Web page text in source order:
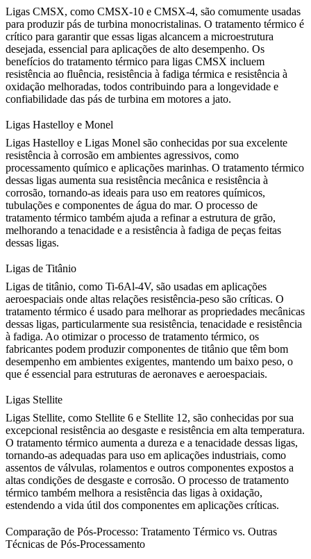
Ligas CMSX, como CMSX-10 e CMSX-4, são comumente usadas
para produzir pás de turbina monocristalinas. O tratamento térmico é
crítico para garantir que essas ligas alcancem a microestrutura
desejada, essencial para aplicações de alto desempenho. Os
benefícios do tratamento térmico para ligas CMSX incluem
resistência ao fluência, resistência à fadiga térmica e resistência à
oxidação melhoradas, todos contribuindo para a longevidade e
confiabilidade das pás de turbina em motores a jato.
Ligas Hastelloy e Monel
Ligas Hastelloy e Ligas Monel são conhecidas por sua excelente
resistência à corrosão em ambientes agressivos, como
processamento químico e aplicações marinhas. O tratamento térmico
dessas ligas aumenta sua resistência mecânica e resistência à
corrosão, tornando-as ideais para uso em reatores químicos,
tubulações e componentes de água do mar. O processo de
tratamento térmico também ajuda a refinar a estrutura de grão,
melhorando a tenacidade e a resistência à fadiga de peças feitas
dessas ligas.
Ligas de Titânio
Ligas de titânio, como Ti-6Al-4V, são usadas em aplicações
aeroespaciais onde altas relações resistência-peso são críticas. O
tratamento térmico é usado para melhorar as propriedades mecânicas
dessas ligas, particularmente sua resistência, tenacidade e resistência
à fadiga. Ao otimizar o processo de tratamento térmico, os
fabricantes podem produzir componentes de titânio que têm bom
desempenho em ambientes exigentes, mantendo um baixo peso, o
que é essencial para estruturas de aeronaves e aeroespaciais.
Ligas Stellite
Ligas Stellite, como Stellite 6 e Stellite 12, são conhecidas por sua
excepcional resistência ao desgaste e resistência em alta temperatura.
O tratamento térmico aumenta a dureza e a tenacidade dessas ligas,
tornando-as adequadas para uso em aplicações industriais, como
assentos de válvulas, rolamentos e outros componentes expostos a
altas condições de desgaste e corrosão. O processo de tratamento
térmico também melhora a resistência das ligas à oxidação,
estendendo a vida útil dos componentes em aplicações críticas.
Comparação de Pós-Processo: Tratamento Térmico vs. Outras
Técnicas de Pós-Processamento